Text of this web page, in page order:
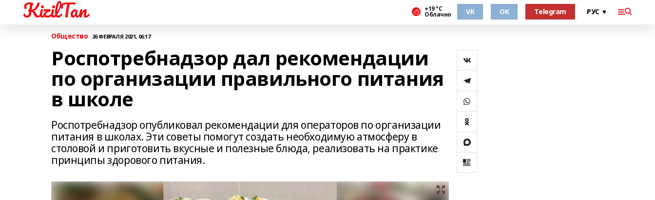
KizilTan +19 °С
Облачно VK OK Telegram
Общество 26 ФЕВРАЛЯ 2021, 06:17
Роспотребнадзор дал рекомендации
по организации правильного питания
в школе
Роспотребнадзор опубликовал рекомендации для операторов по организации
питания в школах. Эти советы помогут создать необходимую атмосферу в
столовой и приготовить вкусные и полезные блюда, реализовать на практике
принципы здорового питания.